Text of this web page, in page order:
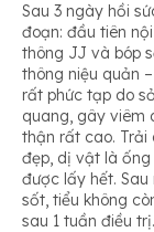
Sau 3 ngày hồi
đoạn: đầu tiên
thông JJ và bóp
thông niệu quản
rất phức tạp do
quang, gây viêm
thận rất cao.
đẹp, dị vật là
được lấy hết.
sốt, tiểu không
sau 1 tuần điều trị.